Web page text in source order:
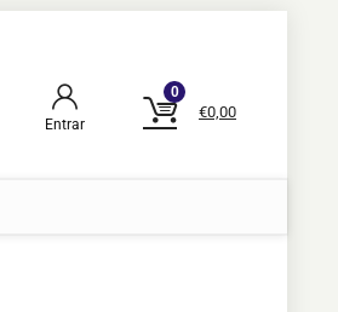
Entrar
0
€0,00